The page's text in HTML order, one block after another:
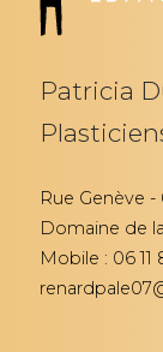
Patricia
Rue Genève -
Domaine de
Mobile : 06 11